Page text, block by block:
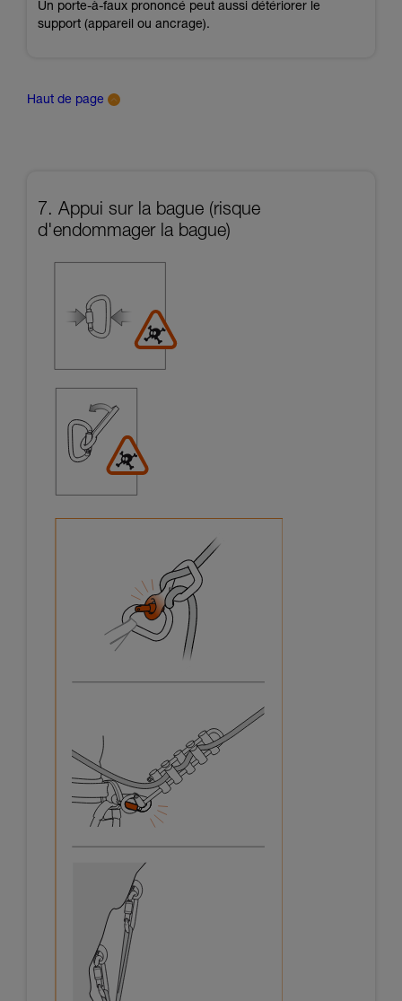
Un porte-à-faux prononcé peut aussi détériorer le
support (appareil ou ancrage).
Haut de page
7. Appui sur la bague (risque
d'endommager la bague)